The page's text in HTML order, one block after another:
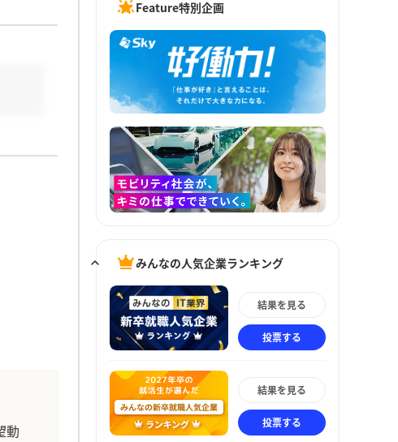
動
Feature特別企画
みんなの人気企業ランキング
結果を見る
投票する
結果を見る
投票する